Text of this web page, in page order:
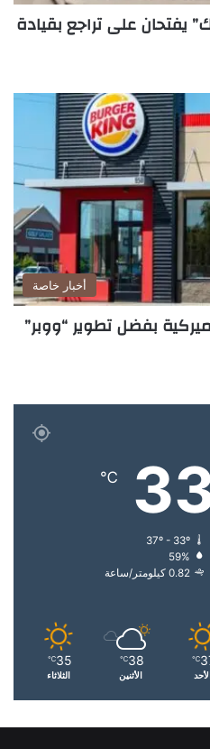
يفتحان على تراجع بقيادة
أخبار خاصة
بفضل تطوير “ووبر”
℃
37º - 33º
59%
0.82 كيلومتر/ساعة
℃
38
℃
الأثنين
35
℃
الثلاثاء